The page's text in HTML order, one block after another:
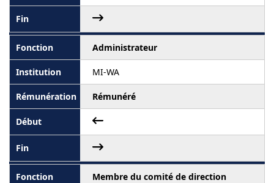
Administrateur
MI-WA
Rémunéré
Membre du comité de direction